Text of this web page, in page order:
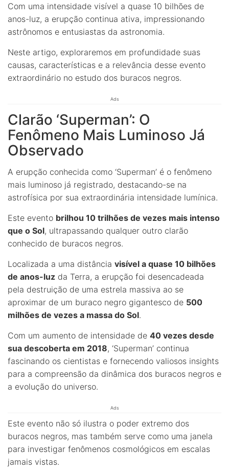
Com uma intensidade visível a quase 10 bilhões de
anos-luz, a erupção continua ativa, impressionando
astrônomos e entusiastas da astronomia.
Neste artigo, exploraremos em profundidade suas
causas, características e a relevância desse evento
extraordinário no estudo dos buracos negros.
Ads
Clarão ‘Superman’: O
Fenômeno Mais Luminoso Já
Observado
A erupção conhecida como ‘Superman’ é o fenômeno
mais luminoso já registrado, destacando-se na
astrofísica por sua extraordinária intensidade lumínica.
Este evento brilhou 10 trilhões de vezes mais intenso
que o Sol, ultrapassando qualquer outro clarão
conhecido de buracos negros.
Localizada a uma distância visível a quase 10 bilhões
de anos-luz da Terra, a erupção foi desencadeada
pela destruição de uma estrela massiva ao se
aproximar de um buraco negro gigantesco de 500
milhões de vezes a massa do Sol.
Com um aumento de intensidade de 40 vezes desde
sua descoberta em 2018, ‘Superman’ continua
fascinando os cientistas e fornecendo valiosos insights
para a compreensão da dinâmica dos buracos negros e
a evolução do universo.
Ads
Este evento não só ilustra o poder extremo dos
buracos negros, mas também serve como uma janela
para investigar fenômenos cosmológicos em escalas
jamais vistas.